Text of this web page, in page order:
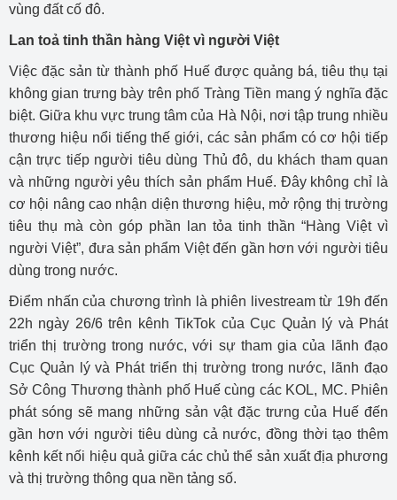
vùng đất cố đô.
Lan toả tinh thần hàng Việt vì người Việt
Việc đặc sản từ thành phố Huế được quảng bá, tiêu thụ tại
không gian trưng bày trên phố Tràng Tiền mang ý nghĩa đặc
biệt. Giữa khu vực trung tâm của Hà Nội, nơi tập trung nhiều
thương hiệu nổi tiếng thế giới, các sản phẩm có cơ hội tiếp
cận trực tiếp người tiêu dùng Thủ đô, du khách tham quan
và những người yêu thích sản phẩm Huế. Đây không chỉ là
cơ hội nâng cao nhận diện thương hiệu, mở rộng thị trường
tiêu thụ mà còn góp phần lan tỏa tinh thần “Hàng Việt vì
người Việt”, đưa sản phẩm Việt đến gần hơn với người tiêu
dùng trong nước.
Điểm nhấn của chương trình là phiên livestream từ 19h đến
22h ngày 26/6 trên kênh TikTok của Cục Quản lý và Phát
triển thị trường trong nước, với sự tham gia của lãnh đạo
Cục Quản lý và Phát triển thị trường trong nước, lãnh đạo
Sở Công Thương thành phố Huế cùng các KOL, MC. Phiên
phát sóng sẽ mang những sản vật đặc trưng của Huế đến
gần hơn với người tiêu dùng cả nước, đồng thời tạo thêm
kênh kết nối hiệu quả giữa các chủ thể sản xuất địa phương
và thị trường thông qua nền tảng số.